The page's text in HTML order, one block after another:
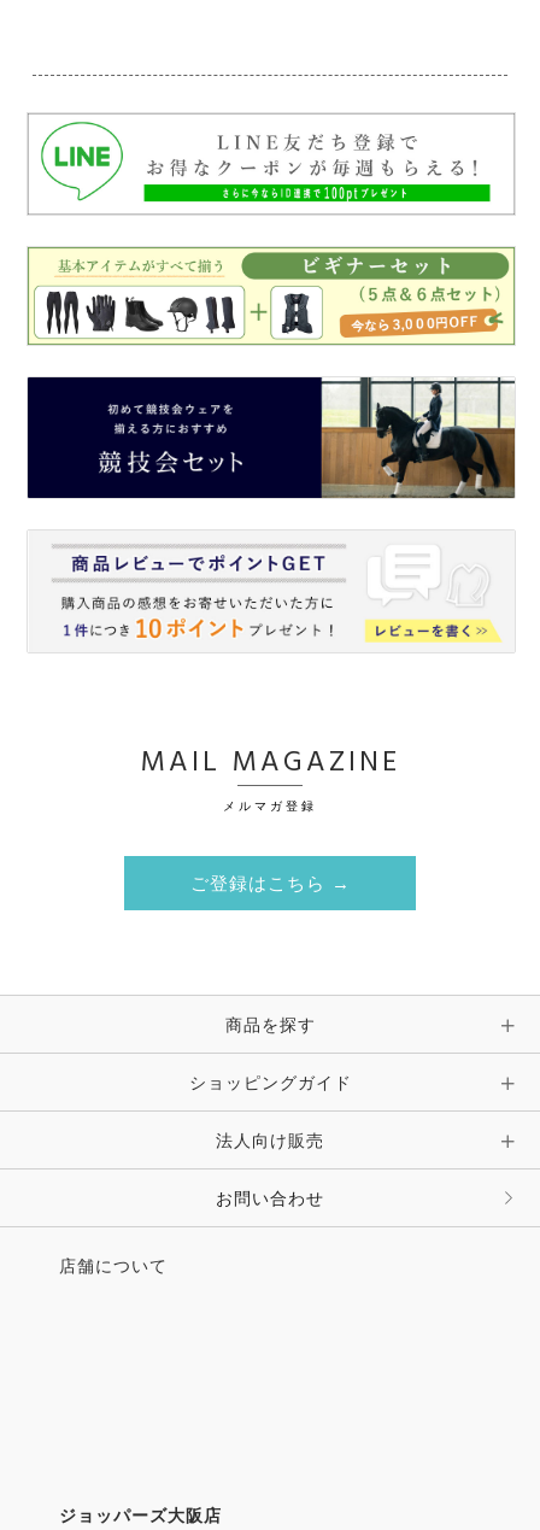
MAIL MAGAZINE
メルマガ登録
ご登録はこちら →
商品を探す
ショッピングガイド
法人向け販売
お問い合わせ
店舗について
ジョッパーズ大阪店